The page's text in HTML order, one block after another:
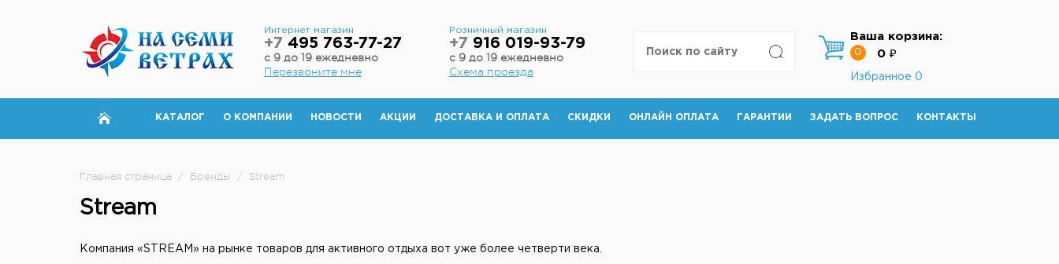
Интернет магазин
+7 495 763-77-27
с 9 до 19 ежедневно
Перезвоните мне
Розничный магазин
+7 916 019-93-79
с 9 до 19 ежедневно
Схема проезда
Ваша корзина:
0 0 ₽
Избранное 0
КАТАЛОГ О КОМПАНИИ НОВОСТИ АКЦИИ ДОСТАВКА И ОПЛАТА СКИДКИ ОНЛАЙН ОПЛАТА ГАРАНТИИ ЗАДАТЬ ВОПРОС КОНТАКТЫ
Главная страница / Бренды / Stream
Stream
Компания «STREAM» на рынке товаров для активного отдыха вот уже более четверти века.